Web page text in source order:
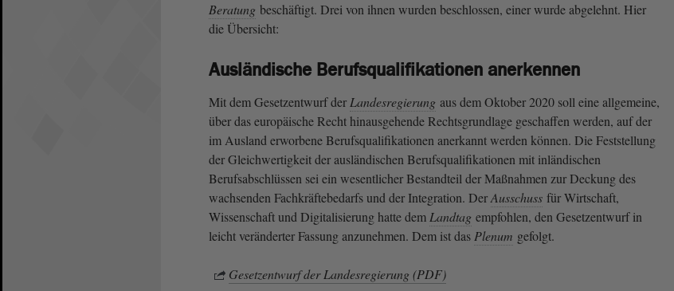
Beratung beschäftigt. Drei von ihnen wurden beschlossen, einer wurde abgelehnt. Hier
die Übersicht:
Ausländische Berufsqualifikationen anerkennen
Mit dem Gesetzentwurf der Landesregierung aus dem Oktober 2020 soll eine allgemeine,
über das europäische Recht hinausgehende Rechtsgrundlage geschaffen werden, auf der
im Ausland erworbene Berufsqualifikationen anerkannt werden können. Die Feststellung
der Gleichwertigkeit der ausländischen Berufsqualifikationen mit inländischen
Berufsabschlüssen sei ein wesentlicher Bestandteil der Maßnahmen zur Deckung des
wachsenden Fachkräftebedarfs und der Integration. DerAusschuss für Wirtschaft,
Wissenschaft und Digitalisierung hatte dem Landtag empfohlen, den Gesetzentwurf in
leicht veränderter Fassung anzunehmen. Dem ist das Plenum gefolgt.
Gesetzentwurf der Landesregierung (PDF)